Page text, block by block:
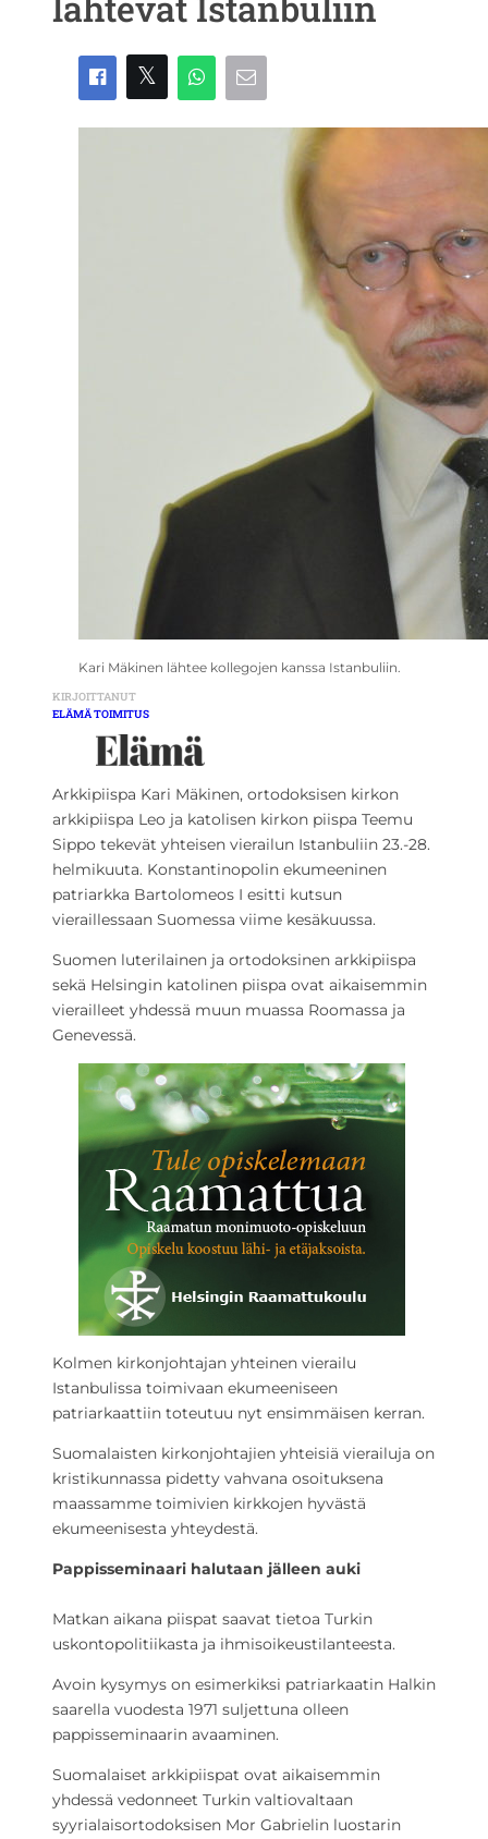
Kari Mäkinen lähtee kollegojen kanssa Istanbuliin.
KIRJOITTANUT
ELÄMÄ TOIMITUS
Arkkipiispa Kari Mäkinen, ortodoksisen kirkon
arkkipiispa Leo ja katolisen kirkon piispa Teemu
Sippo tekevät yhteisen vierailun Istanbuliin 23.-28.
helmikuuta. Konstantinopolin ekumeeninen
patriarkka Bartolomeos I esitti kutsun
vieraillessaan Suomessa viime kesäkuussa.
Suomen luterilainen ja ortodoksinen arkkipiispa
sekä Helsingin katolinen piispa ovat aikaisemmin
vierailleet yhdessä muun muassa Roomassa ja
Genevessä.
Kolmen kirkonjohtajan yhteinen vierailu
Istanbulissa toimivaan ekumeeniseen
patriarkaattiin toteutuu nyt ensimmäisen kerran.
Suomalaisten kirkonjohtajien yhteisiä vierailuja on
kristikunnassa pidetty vahvana osoituksena
maassamme toimivien kirkkojen hyvästä
ekumeenisesta yhteydestä.
Pappisseminaari halutaan jälleen auki
Matkan aikana piispat saavat tietoa Turkin
uskontopolitiikasta ja ihmisoikeustilanteesta.
Avoin kysymys on esimerkiksi patriarkaatin Halkin
saarella vuodesta 1971 suljettuna olleen
pappisseminaarin avaaminen.
Suomalaiset arkkipiispat ovat aikaisemmin
yhdessä vedonneet Turkin valtiovaltaan
syyrialaisortodoksisen Mor Gabrielin luostarin